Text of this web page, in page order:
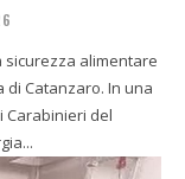
sicurezza alimentare
Catanzaro. In una
Carabinieri del